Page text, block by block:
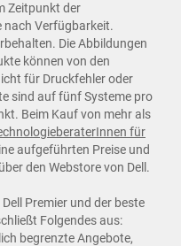
Zeitpunkt der
Verfügbarkeit.
Die Abbildungen
können von den
für Druckfehler oder
sind auf fünf Systeme pro
Beim Kauf von mehr als
für
aufgeführten Preise und
den Webstore von Dell.
Premier und der beste
Folgendes aus:
begrenzte Angebote,